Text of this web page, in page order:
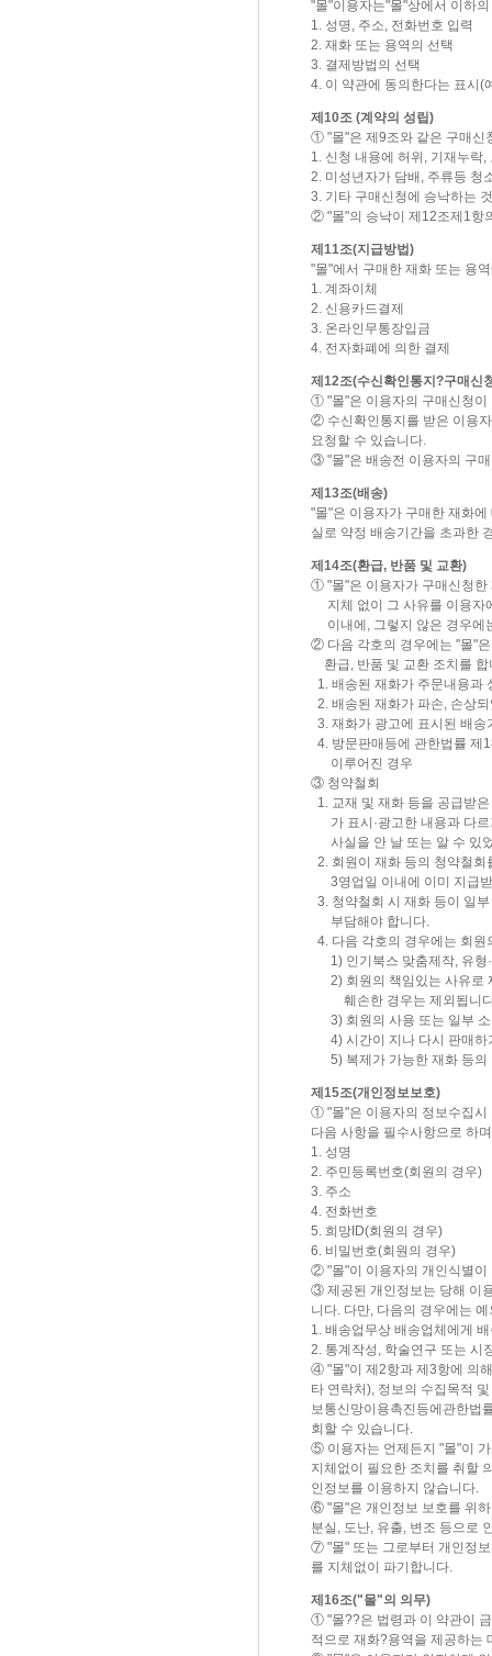
"몰"이용자는"몰"상에서 이하
1. 성명, 주소, 전화번호 입력
2. 재화 또는 용역의 선택
3. 결제방법의 선택
4. 이 약관에 동의한다는 표시(
제10조 (계약의 성립)
① "몰"은 제9조와 같은 구매신
1. 신청 내용에 허위, 기재누락,
2. 미성년자가 담배, 주류등 청
3. 기타 구매신청에 승낙하는
② "몰"의 승낙이 제12조제1항
제11조(지급방법)
"몰"에서 구매한 재화 또는 용
1. 계좌이체
2. 신용카드결제
3. 온라인무통장입금
4. 전자화폐에 의한 결제
제12조(수신확인통지?구매신
① "몰"은 이용자의 구매신청이
② 수신확인통지를 받은 이용
요청할 수 있습니다.
③ "몰"은 배송전 이용자의 구
제13조(배송)
"몰"은 이용자가 구매한 재화
실로 약정 배송기간을 초과한
제14조(환급, 반품 및 교환)
① "몰"은 이용자가 구매신청한
지체 없이 그 사유를 이용자
이내에, 그렇지 않은 경우에
② 다음 각호의 경우에는 "몰"
환급, 반품 및 교환 조치를 합
1. 배송된 재화가 주문내용과
2. 배송된 재화가 파손, 손상
3. 재화가 광고에 표시된 배
4. 방문판매등에 관한법률 제
이루어진 경우
③ 청약철회
1. 교재 및 재화 등을 공급받
가 표시·광고한 내용과 다르
사실을 안 날 또는 알 수 있
2. 회원이 재화 등의 청약철
3영업일 이내에 이미 지급
3. 청약철회 시 재화 등이 일
부담해야 합니다.
4. 다음 각호의 경우에는 회
1) 인기북스 맞춤제작, 유형·
2) 회원의 책임있는 사유로
훼손한 경우는 제외됩니
3) 회원의 사용 또는 일부 소
4) 시간이 지나 다시 판매하
5) 복제가 가능한 재화 등의
제15조(개인정보보호)
① "몰"은 이용자의 정보수집시
다음 사항을 필수사항으로 하
1. 성명
2. 주민등록번호(회원의 경우)
3. 주소
4. 전화번호
5. 희망ID(회원의 경우)
6. 비밀번호(회원의 경우)
② "몰"이 이용자의 개인식별이
③ 제공된 개인정보는 당해 이
니다. 다만, 다음의 경우에는
1. 배송업무상 배송업체에게
2. 통계작성, 학술연구 또는 시
④ "몰"이 제2항과 제3항에 의
타 연락처), 정보의 수집목적
보통신망이용촉진등에관한법
회할 수 있습니다.
⑤ 이용자는 언제든지 "몰"이
지체없이 필요한 조치를 취할
인정보를 이용하지 않습니다.
⑥ "몰"은 개인정보 보호를 위
분실, 도난, 유출, 변조 등으로
⑦ "몰" 또는 그로부터 개인정
를 지체없이 파기합니다.
제16조("몰"의 의무)
① "몰??은 법령과 이 약관이
적으로 재화?용역을 제공하는